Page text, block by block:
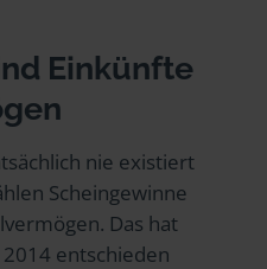
Einkünfte
nie existiert
Scheingewinne
Das hat
entschieden